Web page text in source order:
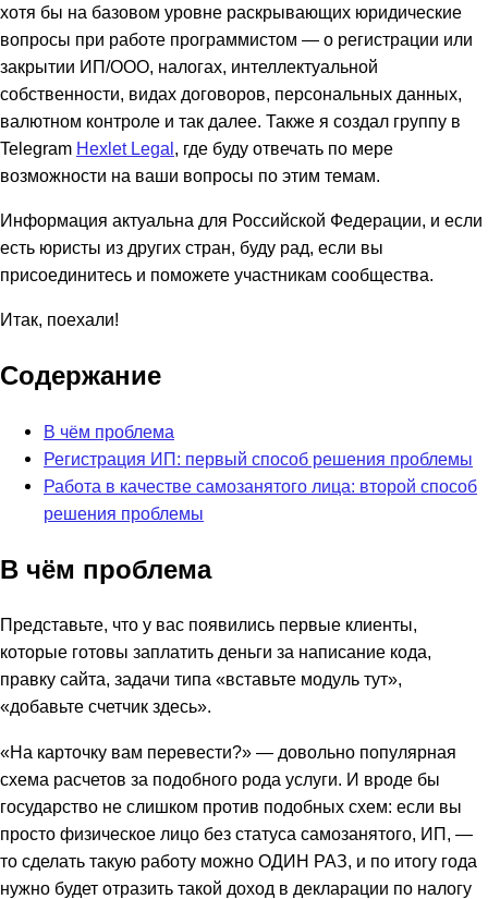
хотя бы на базовом уровне раскрывающих юридические
вопросы при работе программистом — о регистрации или
закрытии ИП/ООО, налогах, интеллектуальной
собственности, видах договоров, персональных данных,
валютном контроле и так далее. Также я создал группу в
Telegram Hexlet Legal , где буду отвечать по мере
возможности на ваши вопросы по этим темам.
Информация актуальна для Российской Федерации, и если
есть юристы из других стран, буду рад, если вы
присоединитесь и поможете участникам сообщества.
Итак, поехали!
Содержание
В чём проблема
Регистрация ИП: первый способ решения проблемы
Работа в качестве самозанятого лица: второй способ
решения проблемы
В чём проблема
Представьте, что у вас появились первые клиенты,
которые готовы заплатить деньги за написание кода,
правку сайта, задачи типа «вставьте модуль тут»,
«добавьте счетчик здесь».
«На карточку вам перевести?» — довольно популярная
схема расчетов за подобного рода услуги. И вроде бы
государство не слишком против подобных схем: если вы
просто физическое лицо без статуса самозанятого, ИП, —
то сделать такую работу можно ОДИН РАЗ, и по итогу года
нужно будет отразить такой доход в декларации по налогу